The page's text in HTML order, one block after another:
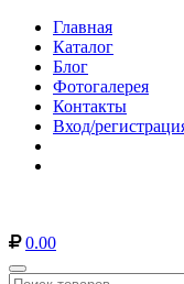
Главная
Каталог
Блог
Фотогалерея
Контакты
Вход/
0.00